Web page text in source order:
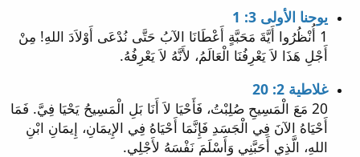
يوحنا الأولى 3: 1
1 أُنْظُرُوا أَيَّةَ مَحَبَّةٍ أَعْطَانَا الآبُ حَتَّى نُدْعَى أَوْلاَدَ اللهِ! مِنْ
أَجْلِ هَذَا لاَ يَعْرِفُنَا الْعَالَمُ، لأَنَّهُ لاَ يَعْرِفُهُ.
غلاطية 2: 20
20 مَعَ الْمَسِيحِ صُلِبْتُ، فَأَحْيَا لاَ أَنَا بَلِ الْمَسِيحُ يَحْيَا فِيَّ. فَمَا
أَحْيَاهُ الآنَ فِي الْجَسَدِ فَإِنَّمَا أَحْيَاهُ فِي الإِيمَانِ، إِيمَانِ ابْنِ
اللهِ، الَّذِي أَحَبَّنِي وَأَسْلَمَ نَفْسَهُ لأَجْلِي.